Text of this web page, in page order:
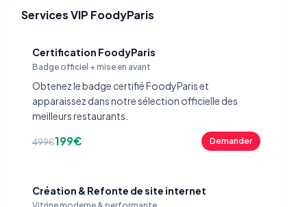
Services VIP FoodyParis
Certification FoodyParis
Badge officiel + mise en avant
Obtenez le badge certifié FoodyParis et
apparaissez dans notre sélection officielle des
meilleurs restaurants.
499€199€ Demander
Création & Refonte de site internet